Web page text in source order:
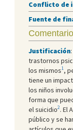
Conflicto de
Fuente de
Justificación
trastornos
los mismos1,
tiene un
los niños
forma que
el suicidio2. El
público y se